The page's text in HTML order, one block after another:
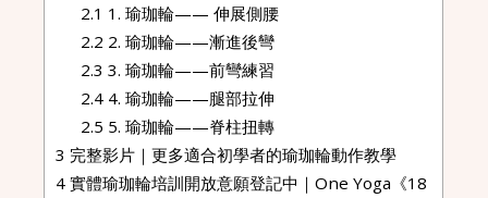
2.1 1. 瑜珈輪—— 伸展側腰
2.2 2. 瑜珈輪——漸進後彎
2.3 3. 瑜珈輪——前彎練習
2.4 4. 瑜珈輪——腿部拉伸
2.5 5. 瑜珈輪——脊柱扭轉
3 完整影片｜更多適合初學者的瑜珈輪動作教學
4 實體瑜珈輪培訓開放意願登記中｜One Yoga《18